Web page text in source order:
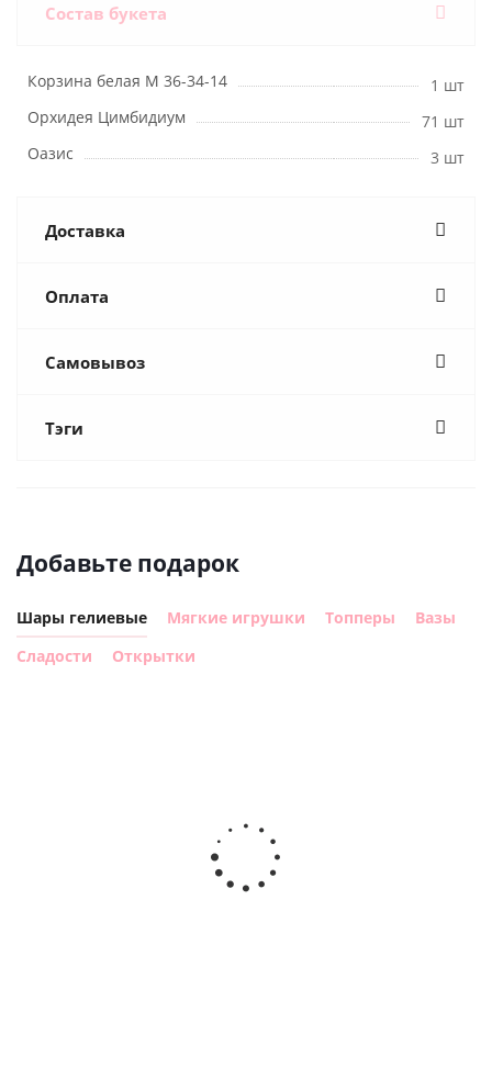
Состав букета
Корзина белая М 36-34-14
1 шт
Орхидея Цимбидиум
71 шт
Оазис
3 шт
Доставка
Оплата
Самовывоз
Тэги
Добавьте подарок
Шары гелиевые Мягкие игрушки Топперы
Вазы
Сладости
Открытки
Шар с
днем
рождения,
с